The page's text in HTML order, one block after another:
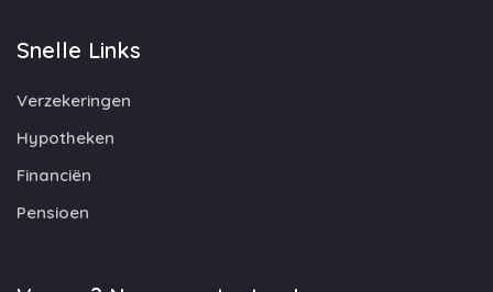
Snelle Links
Verzekeringen
Hypotheken
Financiën
Pensioen